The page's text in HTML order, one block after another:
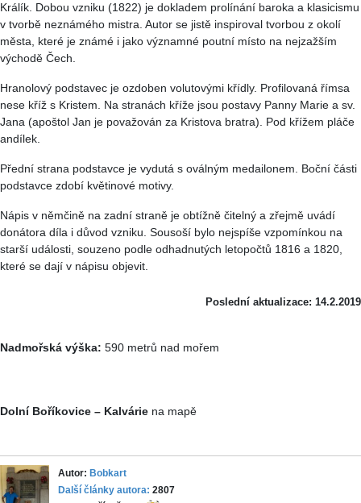
Králík. Dobou vzniku (1822) je dokladem prolínání baroka a klasicismu
v tvorbě neznámého mistra. Autor se jistě inspiroval tvorbou z okolí
města, které je známé i jako významné poutní místo na nejzažším
východě Čech.
Hranolový podstavec je ozdoben volutovými křídly. Profilovaná římsa
nese kříž s Kristem. Na stranách kříže jsou postavy Panny Marie a sv.
Jana (apoštol Jan je považován za Kristova bratra). Pod křížem pláče
andílek.
Přední strana podstavce je vydutá s oválným medailonem. Boční části
podstavce zdobí květinové motivy.
Nápis v němčině na zadní straně je obtížně čitelný a zřejmě uvádí
donátora díla i důvod vzniku. Sousoší bylo nejspíše vzpomínkou na
starší události, souzeno podle odhadnutých letopočtů 1816 a 1820,
které se dají v nápisu objevit.
Poslední aktualizace: 14.2.2019
Nadmořská výška: 590 metrů nad mořem
Dolní Boříkovice – Kalvárie na mapě
Autor: Bobkart
Další články autora: 2807